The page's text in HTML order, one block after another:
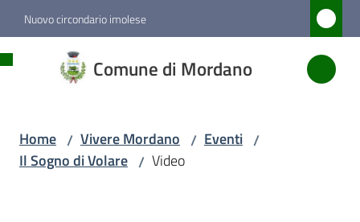
Vai al contenuto
Vai alla navigazione
Vai al footer
Nuovo circondario imolese
Comune di Mordano
di
Amministrazione
Home / Vivere Mordano / Eventi /
Il Sogno di Volare / Video